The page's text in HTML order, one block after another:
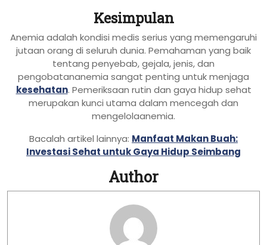
Kesimpulan
Anemia adalah kondisi medis serius yang memengaruhi
jutaan orang di seluruh dunia. Pemahaman yang baik
tentang penyebab, gejala, jenis, dan
pengobatananemia sangat penting untuk menjaga
kesehatan. Pemeriksaan rutin dan gaya hidup sehat
merupakan kunci utama dalam mencegah dan
mengelolaanemia.
Bacalah artikel lainnya: Manfaat Makan Buah:
Investasi Sehat untuk Gaya Hidup Seimbang
Author